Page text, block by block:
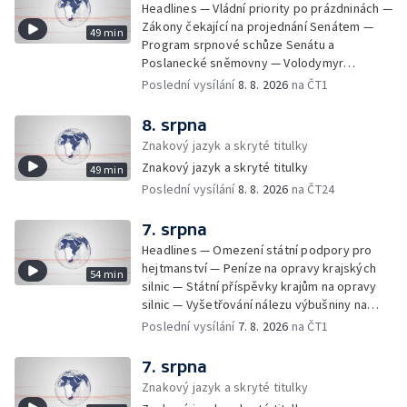
49 min
Headlines — Vládní priority po prázdninách —
Zákony čekající na projednání Senátem —
Program srpnové schůze Senátu a
Poslanecké sněmovny — Volodymyr
Zelenskyj jednal poprvé v Bělehradě —
provoz nelegálních domovů pro seniory —
Populace Česka stárne — Čekací lhůty na
přijetí do domovů pro seniory — Tisza
vybrala kandidáta na prezidenta — Tréninky
soutěžních párů StarDance — Následky
Prahou prošel průvod hrdosti na podporu
sexuálních menšin — Snazší vrácení zboží —
Pátrání na jezeře Most — Bezpečnost na
paddleboardech — Češi hledají chladnější
destinace — Kolik zaplatí Češi za dovolenou
— Cestování se zvířaty — Turistický nápor na
Šumavu — Demolice budovy ve Zlíně —
ministr spravedlnosti USA — Španělsko
zpřísnilo kontroly na hranicích — Česko
Poslední vysílání8. 8. 2026 na ČT1
49 min
8. srpna
Znakový jazyk a skryté titulky
Znakový jazyk a skryté titulky
Poslední vysílání8. 8. 2026 na ČT24
54 min
7. srpna
Headlines — Omezení státní podpory pro
hejtmanství — Peníze na opravy krajských
silnic — Státní příspěvky krajům na opravy
silnic — Vyšetřování nálezu výbušniny na
letišti v Lipsku — Pasové kontroly spojů mezi
budovy ve Zlíně — Pohřeb Milana Knížáka —
Obvinění v kauze Správy železnic — Tržby
ve službách vzrostly — Další útoku
Poslední vysílání 7. 8. 2026 na ČT1
7. srpna
Znakový jazyk a skryté titulky